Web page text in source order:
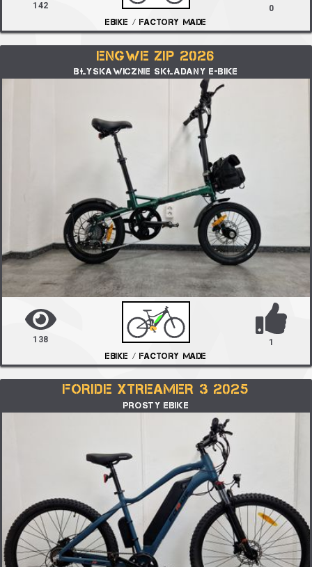
142
EBIKE / FACTORY MADE
0
ENGWE ZIP 2026
BŁYSKAWICZNIE SKŁADANY E-BIKE
138
EBIKE / FACTORY MADE
1
FORIDE XTREAMER 3 2025
PROSTY EBIKE